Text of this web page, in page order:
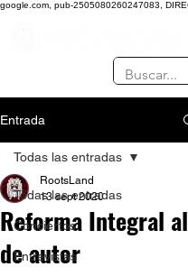
google.com, pub-2505080260247083,
Entrada
Todas las entradas
Conciertos
Entrevistas
Todas las entradas
Reforma Integral
de autor
RootsLand
13 sept 2020